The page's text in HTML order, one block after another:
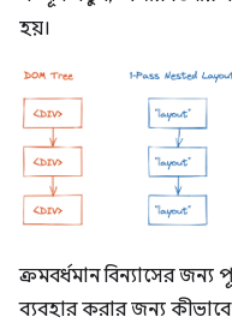
হয়।
ক্রমবর্ধমান বিন্যাসের জন্য
ব্যবহার করার জন্য